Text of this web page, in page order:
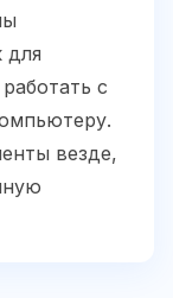
для
с
везде,